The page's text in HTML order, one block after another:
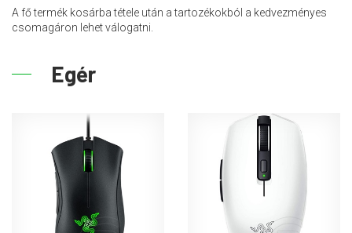
A fő termék kosárba tétele után a tartozékokból a kedvezményes
csomagáron lehet válogatni.
Egér